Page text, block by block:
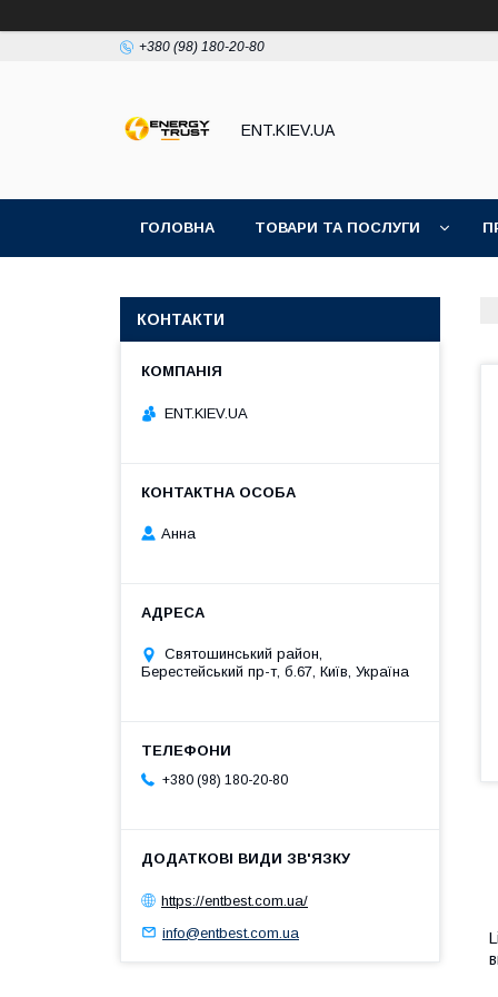
+380 (98) 180-20-80
ENT.KIEV.UA
ГОЛОВНА ТОВАРИ ТА ПОСЛУГИ
КОНТАКТИ
ENT.KIEV.UA
Анна
Святошинський район,
Берестейський пр-т, б.67, Київ, Україна
+380 (98) 180-20-80
https://entbest.com.ua/
info@entbest.com.ua